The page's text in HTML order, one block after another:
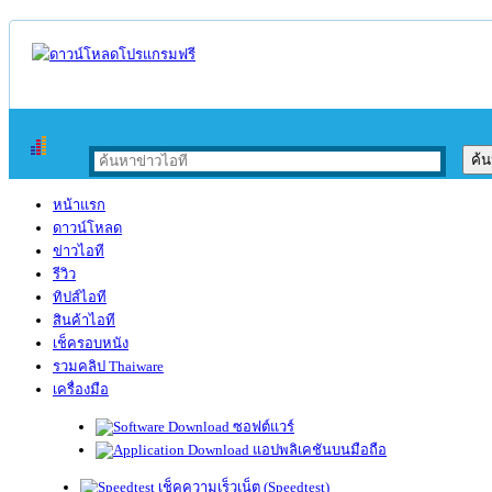
หน้าแรก
ดาวน์โหลด
ข่าวไอที
รีวิว
ทิปส์ไอที
สินค้าไอที
เช็ครอบหนัง
รวมคลิป Thaiware
เครื่องมือ
ซอฟต์แวร์
แอปพลิเคชันบนมือถือ
เช็คความเร็วเน็ต (Speedtest)